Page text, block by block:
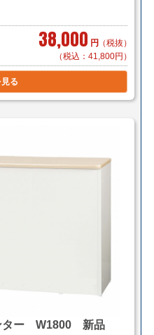
け致します。
ります。
積もり致します。
。
38,000 円 （税抜）
（税込：41,800円）
る
ター W1800 新品